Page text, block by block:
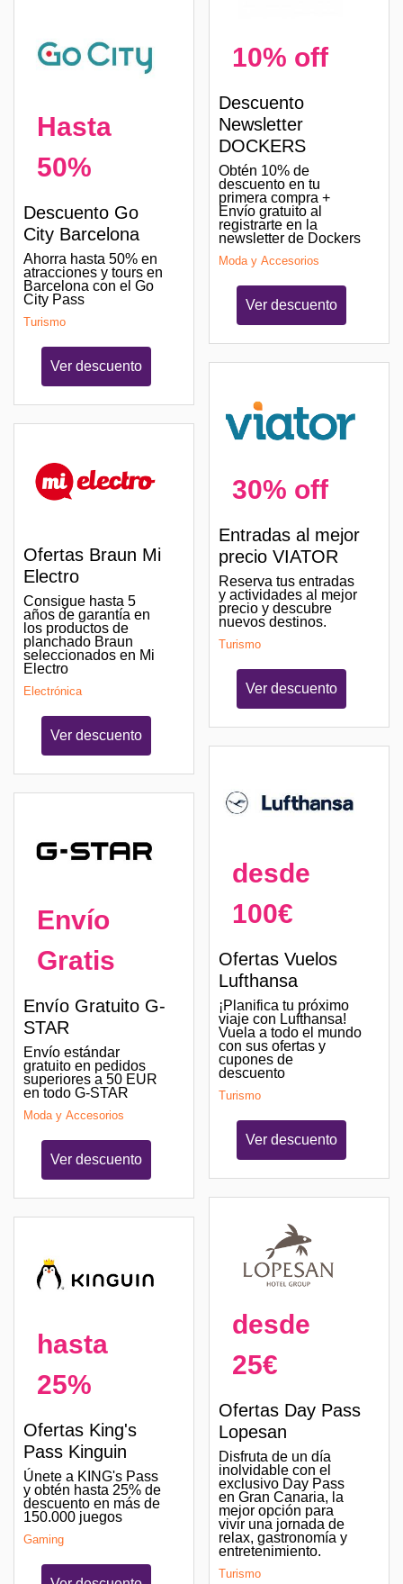
Hasta
50%
Descuento Go
City Barcelona
Ahorra hasta 50% en
atracciones y tours en
Barcelona con el Go
City Pass
Turismo
Ver descuento
Ofertas Braun Mi
Electro
Consigue hasta 5
años de garantía en
los productos de
planchado Braun
seleccionados en Mi
Electro
Electrónica
Ver descuento
Envío
Gratis
Envío Gratuito G-
STAR
Envío estándar
gratuito en pedidos
superiores a 50 EUR
en todo G-STAR
Moda y Accesorios
Ver descuento
hasta
25%
Ofertas King's
Pass Kinguin
Únete a KING's Pass
y obtén hasta 25% de
descuento en más de
150.000 juegos
Gaming
10% off
Descuento
Newsletter
DOCKERS
Obtén 10% de
descuento en tu
primera compra +
Envío gratuito al
registrarte en la
newsletter de Dockers
Moda y Accesorios
Ver descuento
30% off
Entradas al mejor
precio VIATOR
Reserva tus entradas
y actividades al mejor
precio y descubre
nuevos destinos.
Turismo
Ver descuento
desde
100€
Ofertas Vuelos
Lufthansa
¡Planifica tu próximo
viaje con Lufthansa!
Vuela a todo el mundo
con sus ofertas y
cupones de
descuento
Turismo
Ver descuento
desde
25€
Ofertas Day Pass
Lopesan
Disfruta de un día
inolvidable con el
exclusivo Day Pass
en Gran Canaria, la
mejor opción para
vivir una jornada de
relax, gastronomía y
entretenimiento.
Turismo